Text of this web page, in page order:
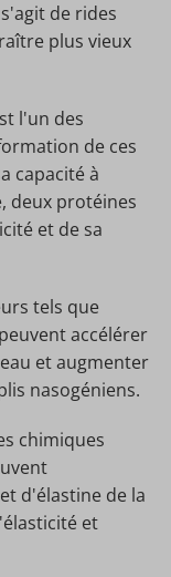
de rides
plus vieux
l'un des
de ces
capacité à
deux protéines
et de sa
tels que
accélérer
et augmenter
nasogéniens.
chimiques
d'élastine de la
et